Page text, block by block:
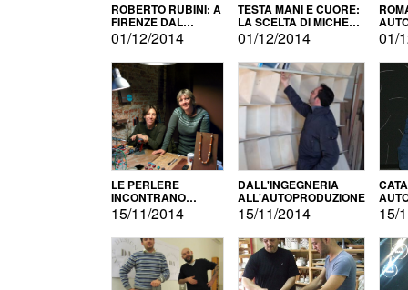
ROBERTO RUBINI: A
FIRENZE DAL
PRODOTTO ALLA
PROMOZIONE
01/12/2014
TESTA MANI E CUORE:
LA SCELTA DI MICHELE
BARBERIO
01/12/2014 01/
LE PERLERE
INCONTRANO
L'AUTOPRODUZIONE
15/11/2014
DALL'INGEGNERIA
ALL'AUTOPRODUZIONE
15/11/2014 15/